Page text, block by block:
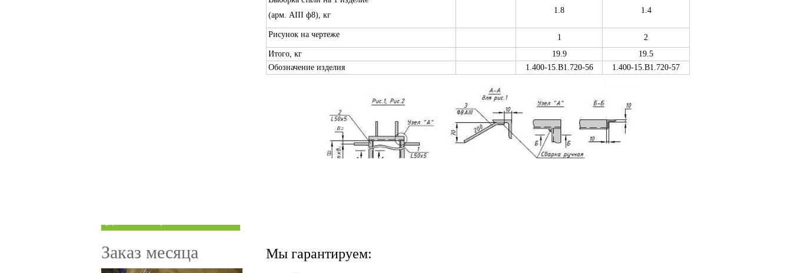
(арм. AIII ф8), кг
1.8 1.4
Рисунок на чертеже 1
2
Итого, кг
19.9
19.5
Обозначение изделия
1.400-15.B1.720-56 1.400-15.B1.720-57
Мы гарантируем:
Заказ месяца